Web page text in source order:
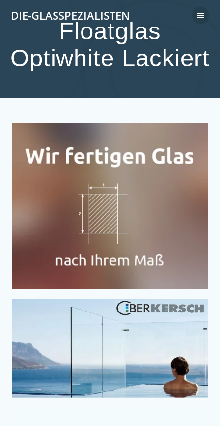
DIE-GLASSPEZIALISTEN
Floatglas
Optiwhite Lackiert